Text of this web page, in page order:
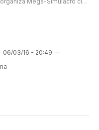
06/03/16 - 20:49